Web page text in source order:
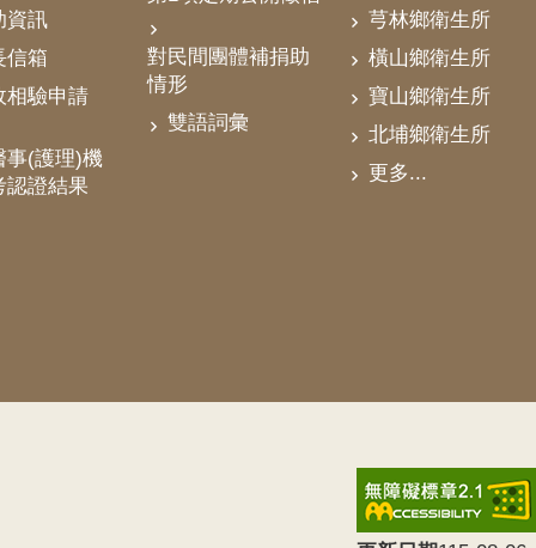
資訊
信箱
相驗申請
事(護理)機
認證結果
對民間團體補捐助
情形
雙語詞彙
芎林鄉衛生所
橫山鄉衛生所
寶山鄉衛生所
北埔鄉衛生所
更多...